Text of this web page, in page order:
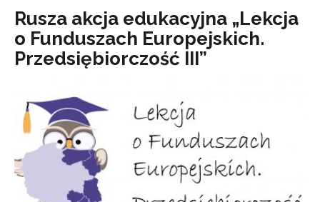
Rusza akcja edukacyjna „Lekcja
o Funduszach Europejskich.
Przedsiębiorczość III”